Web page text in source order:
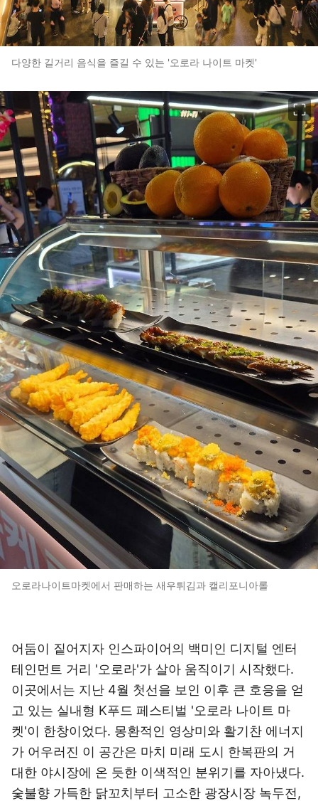
다양한 길거리 음식을 즐길 수 있는 '오로라 나이트 마켓'
오로라나이트마켓에서 판매하는 새우튀김과 캘리포니아롤
어둠이 짙어지자 인스파이어의 백미인 디지털 엔터
테인먼트 거리 '오로라'가 살아 움직이기 시작했다.
이곳에서는 지난 4월 첫선을 보인 이후 큰 호응을 얻
고 있는 실내형 K푸드 페스티벌 '오로라 나이트 마
켓'이 한창이었다. 몽환적인 영상미와 활기찬 에너지
가 어우러진 이 공간은 마치 미래 도시 한복판의 거
대한 야시장에 온 듯한 이색적인 분위기를 자아냈다.
숯불향 가득한 닭꼬치부터 고소한 광장시장 녹두전,